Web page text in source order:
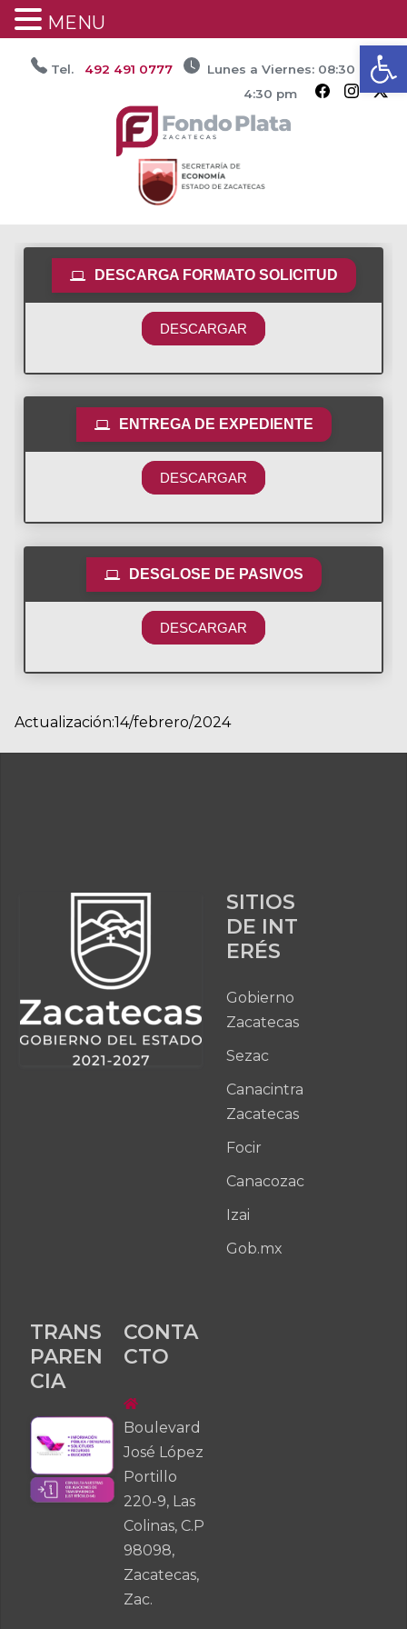
Tel. 492 491 0777
Lunes a Viernes: 08:30 am /
4:30 pm
DESCARGA FORMATO SOLICITUD
DESCARGAR
ENTREGA DE EXPEDIENTE
DESCARGAR
DESGLOSE DE PASIVOS
DESCARGAR
Actualización:14/febrero/2024
SITIOS
DE INT
ERÉS
Gobierno
Zacatecas
Sezac
Canacintra
Zacatecas
Focir
Canacozac
Izai
Gob.mx
TRANS
PAREN
CIA
CONTA
CTO
Boulevard
José López
Portillo
220-9, Las
Colinas, C.P
98098,
Zacatecas,
Zac.
MENU